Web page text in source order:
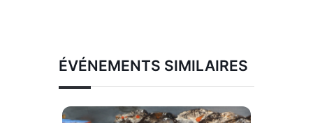
ÉVÉNEMENTS SIMILAIRES